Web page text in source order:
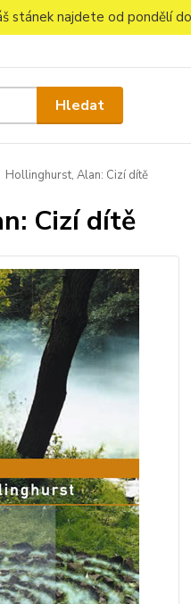
stánek najdete od pondělí
Hledat
Hollinghurst, Alan: Cizí dítě
Cizí dítě